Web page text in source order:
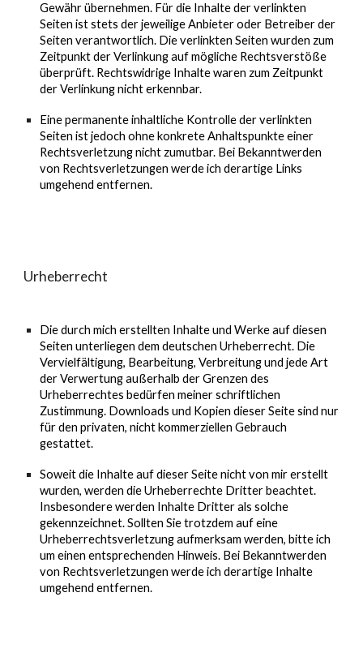
Gewähr übernehmen. Für die Inhalte der verlinkten
Seiten ist stets der jeweilige Anbieter oder Betreiber der
Seiten verantwortlich. Die verlinkten Seiten wurden zum
Zeitpunkt der Verlinkung auf mögliche Rechtsverstöße
überprüft. Rechtswidrige Inhalte waren zum Zeitpunkt
der Verlinkung nicht erkennbar.
Eine permanente inhaltliche Kontrolle der verlinkten
Seiten ist jedoch ohne konkrete Anhaltspunkte einer
Rechtsverletzung nicht zumutbar. Bei Bekanntwerden
von Rechtsverletzungen werde ich derartige Links
umgehend entfernen.
Urheberrecht
Die durch mich erstellten Inhalte und Werke auf diesen
Seiten unterliegen dem deutschen Urheberrecht. Die
Vervielfältigung, Bearbeitung, Verbreitung und jede Art
der Verwertung außerhalb der Grenzen des
Urheberrechtes bedürfen meiner schriftlichen
Zustimmung. Downloads und Kopien dieser Seite sind nur
für den privaten, nicht kommerziellen Gebrauch
gestattet.
Soweit die Inhalte auf dieser Seite nicht von mir erstellt
wurden, werden die Urheberrechte Dritter beachtet.
Insbesondere werden Inhalte Dritter als solche
gekennzeichnet. Sollten Sie trotzdem auf eine
Urheberrechtsverletzung aufmerksam werden, bitte ich
um einen entsprechenden Hinweis. Bei Bekanntwerden
von Rechtsverletzungen werde ich derartige Inhalte
umgehend entfernen.